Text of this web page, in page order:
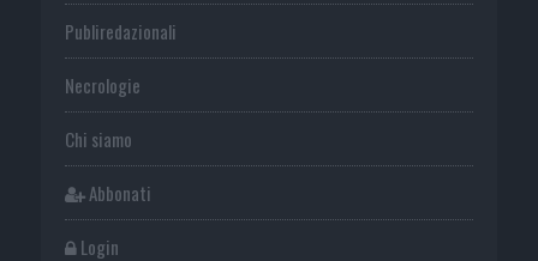
Publiredazionali
Necrologie
Chi siamo
Abbonati
Login